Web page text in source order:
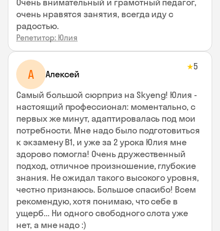
очень нравятся занятия, всегда иду с
радостью.
Репетитор: Юлия
А Алексей
★5
Самый большой сюрприз на Skyeng! Юлия -
настоящий профессионал: моментально, с
первых же минут, адаптировалась под мои
потребности. Мне надо было подготовиться
к экзамену В1, и уже за 2 урока Юлия мне
здорово помогла! Очень дружественный
подход, отличное произношение, глубокие
знания. Не ожидал такого высокого уровня,
честно признаюсь. Большое спасибо! Всем
рекомендую, хотя понимаю, что себе в
ущерб... Ни одного свободного слота уже
нет, а мне надо :)